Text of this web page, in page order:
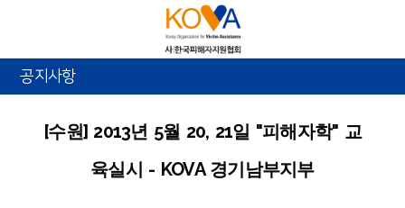
공지사항
[수원] 2013년 5월 20, 21일 "피해자학" 교
육실시 - KOVA 경기남부지부